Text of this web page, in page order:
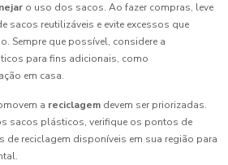
o uso dos sacos. Ao fazer compras, leve
sacos reutilizáveis e evite excessos que
Sempre que possível, considere a
para fins adicionais, como
em casa.
a reciclagem devem ser priorizadas.
sacos plásticos, verifique os pontos de
de reciclagem disponíveis em sua região para